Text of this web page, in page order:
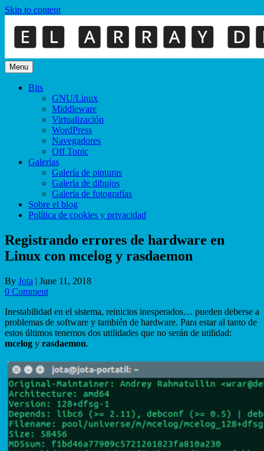
Skip to content
Menu
Bits
GNU/Linux
Middleware
Virtualización
WordPress
Navegadores
Off Topic
Galerías
Galería de pinturas
Galería de dibujos
Galería de fotografías
Sobre el blog
Política de cookies y privacidad
Registrando errores de hardware en
Linux con mcelog y rasdaemon
By Jota | June 11, 2018
0 Comment
Inestabilidad en el sistema, reinicios inesperados… pueden deberse a
problemas de software y también de hardware. Para estar al tanto de
estos últimos tenemos dos utilidades que no serán de utilidad:
mcelog y rasdaemon.